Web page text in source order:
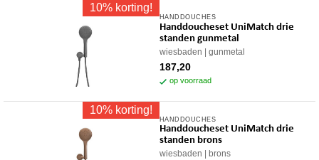
10% korting!
HANDDOUCHES
Handdoucheset UniMatch drie
standen gunmetal
wiesbaden gunmetal
187,20
op voorraad
10% korting!
HANDDOUCHES
Handdoucheset UniMatch drie
standen brons
wiesbaden brons